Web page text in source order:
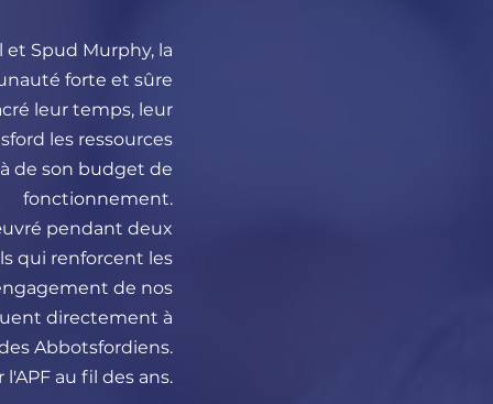
et Spud Murphy, la
forte et sûre
leur temps, leur
les ressources
de son budget de
fonctionnement.
pendant deux
qui renforcent les
de nos
directement à
Abbotsfordiens.
au fil des ans.